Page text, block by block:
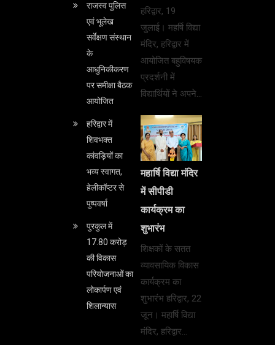
राजस्व पुलिस
एवं भूलेख
सर्वेक्षण संस्थान
के
आधुनिकीकरण
पर समीक्षा बैठक
आयोजित
हरिद्वार में
शिवभक्त
कांवड़ियों का
भव्य स्वागत,
हेलीकॉप्टर से
पुष्पवर्षा
पुरकुल में
17.80 करोड़
की विकास
परियोजनाओं का
लोकार्पण एवं
शिलान्यास
हरिद्वार, 19
जुलाई। महर्षि विद्या
मंदिर, हरिद्वार में
आयोजित बहुविषयक
प्रदर्शनी में
विद्यार्थियों ने अपने…
महार्षि विद्या मंदिर
में सीपीडी
कार्यक्रम का
शुभारंभ
शिक्षकों के सतत
व्यावसायिक विकास
कार्यक्रम का
शुभारंभ हरिद्वार, 22
जून। महार्षि विद्या
मंदिर, हरिद्वार…